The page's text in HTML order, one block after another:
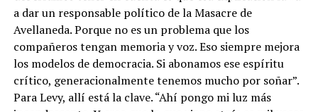
a dar un responsable político de la Masacre de
Avellaneda. Porque no es un problema que los
compañeros tengan memoria y voz. Eso siempre mejora
los modelos de democracia. Si abonamos ese espíritu
crítico, generacionalmente tenemos mucho por soñar”.
Para Levy, allí está la clave. “Ahí pongo mi luz más